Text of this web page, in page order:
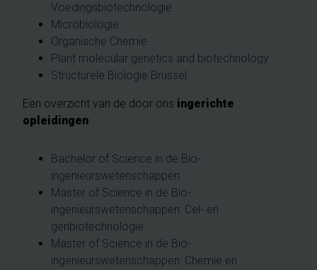
Voedingsbiotechnologie
Microbiologie
Organische Chemie
Plant molecular genetics and biotechnology
Structurele Biologie Brussel
Een overzicht van de door ons ingerichte
opleidingen:
Bachelor of Science in de Bio-
ingenieurswetenschappen
Master of Science in de Bio-
ingenieurswetenschappen: Cel- en
genbiotechnologie
Master of Science in de Bio-
ingenieurswetenschappen: Chemie en